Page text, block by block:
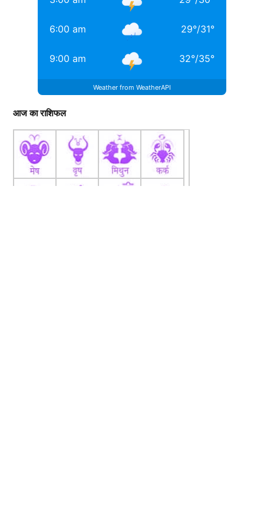
6:00 am 29°/31°
9:00 am 32°/35°
Weather from WeatherAPI
आज का राशिफल